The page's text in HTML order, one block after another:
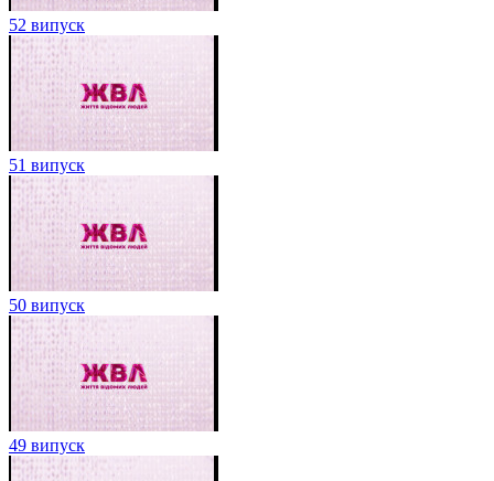
52 випуск
51 випуск
50 випуск
49 випуск